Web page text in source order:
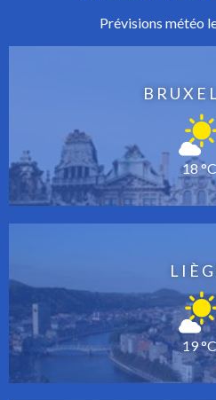
Prévisions météo
18 °C
19 °C